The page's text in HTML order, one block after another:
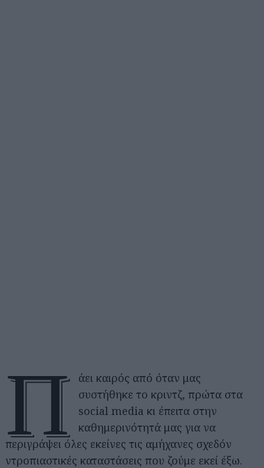
Π
άει καιρός από όταν μας
συστήθηκε το κριντζ, πρώτα στα
social media κι έπειτα στην
καθημερινότητά μας για να
περιγράψει όλες εκείνες τις αμήχανες σχεδόν
ντροπιαστικές καταστάσεις που ζούμε εκεί έξω.